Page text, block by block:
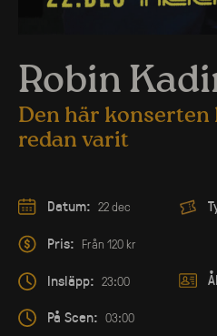
Robin
Den här konserten
redan varit
Datum: 22 dec
Pris: Från 120 kr
Insläpp: 23:00
På Scen: 03:00